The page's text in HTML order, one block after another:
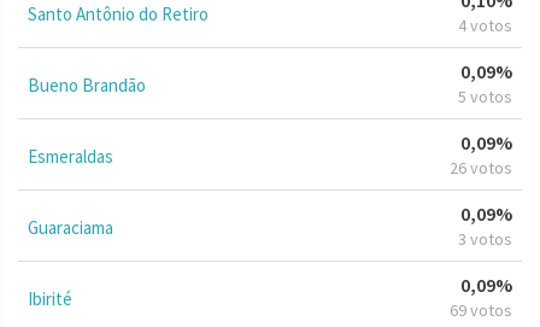
Santo Antônio do Retiro 4 votos
Bueno Brandão
0,09%
5 votos
Esmeraldas
0,09%
26 votos
Guaraciama
0,09%
3 votos
Ibirité
0,09%
69 votos